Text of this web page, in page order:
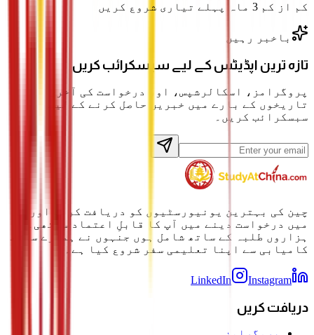
کم از کم 3 ماہ پہلے تیاری شروع کریں
باخبر رہیں
تازہ ترین اپڈیٹس کے لیے سبسکرائب کریں
پروگرامز، اسکالرشپس، اور درخواست کی آخری
تاریخوں کے بارے میں خبریں حاصل کرنے کے لیے
سبسکرائب کریں۔
چین کی بہترین یونیورسٹیوں کو دریافت کرنے اور ان
میں درخواست دینے میں آپ کا قابلِ اعتماد ساتھی۔
ہزاروں طلبہ کے ساتھ شامل ہوں جنہوں نے ہمارے ساتھ
کامیابی سے اپنا تعلیمی سفر شروع کیا ہے۔
LinkedIn Instagram
دریافت کریں